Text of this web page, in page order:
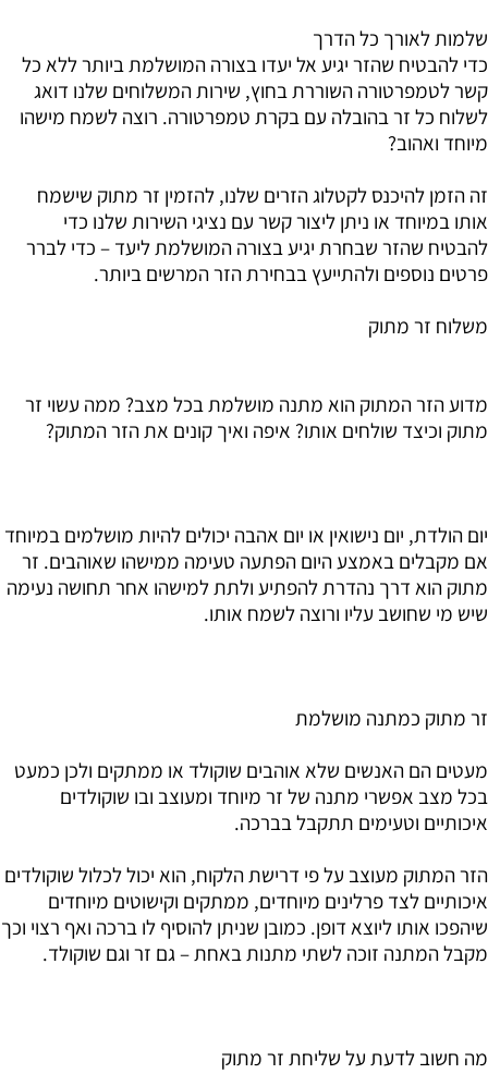
שלמות לאורך כל הדרך
כדי להבטיח שהזר יגיע אל יעדו בצורה המושלמת ביותר ללא כל
קשר לטמפרטורה השוררת בחוץ, שירות המשלוחים שלנו דואג
לשלוח כל זר בהובלה עם בקרת טמפרטורה. רוצה לשמח מישהו
מיוחד ואהוב?
זה הזמן להיכנס לקטלוג הזרים שלנו, להזמין זר מתוק שישמח
אותו במיוחד או ניתן ליצור קשר עם נציגי השירות שלנו כדי
להבטיח שהזר שבחרת יגיע בצורה המושלמת ליעד – כדי לברר
פרטים נוספים ולהתייעץ בבחירת הזר המרשים ביותר.
משלוח זר מתוק
מדוע הזר המתוק הוא מתנה מושלמת בכל מצב? ממה עשוי זר
מתוק וכיצד שולחים אותו? איפה ואיך קונים את הזר המתוק?
יום הולדת, יום נישואין או יום אהבה יכולים להיות מושלמים במיוחד
אם מקבלים באמצע היום הפתעה טעימה ממישהו שאוהבים. זר
מתוק הוא דרך נהדרת להפתיע ולתת למישהו אחר תחושה נעימה
שיש מי שחושב עליו ורוצה לשמח אותו.
זר מתוק כמתנה מושלמת
מעטים הם האנשים שלא אוהבים שוקולד או ממתקים ולכן כמעט
בכל מצב אפשרי מתנה של זר מיוחד ומעוצב ובו שוקולדים
איכותיים וטעימים תתקבל בברכה.
הזר המתוק מעוצב על פי דרישת הלקוח, הוא יכול לכלול שוקולדים
איכותיים לצד פרלינים מיוחדים, ממתקים וקישוטים מיוחדים
שיהפכו אותו ליוצא דופן. כמובן שניתן להוסיף לו ברכה ואף רצוי וכך
מקבל המתנה זוכה לשתי מתנות באחת – גם זר וגם שוקולד.
מה חשוב לדעת על שליחת זר מתוק